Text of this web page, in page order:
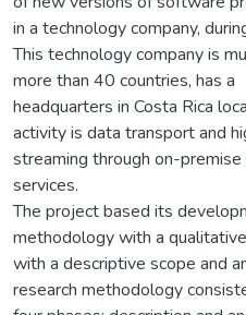
in a technology company,
This technology company is
more than 40 countries, has a
headquarters in Costa Rica
activity is data transport and
streaming through on-
services.
The project based its
methodology with a
with a descriptive scope and
research methodology